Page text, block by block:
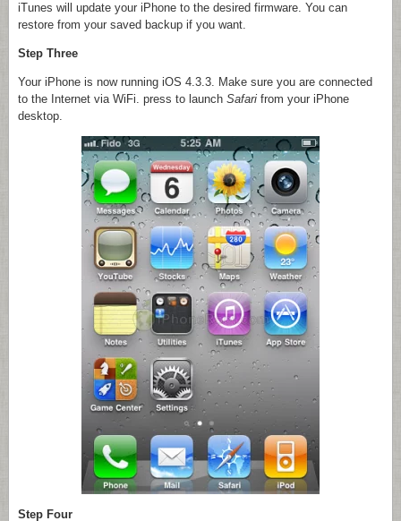
iTunes will update your iPhone to the desired firmware. You can
restore from your saved backup if you want.
Step Three
Your iPhone is now running iOS 4.3.3. Make sure you are connected
to the Internet via WiFi. press to launch Safari from your iPhone
desktop.
Step Four